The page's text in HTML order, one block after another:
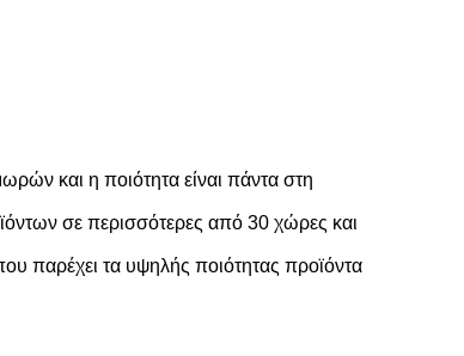
και η ποιότητα είναι πάντα στη
σε περισσότερες από 30 χώρες και
παρέχει τα υψηλής ποιότητας προϊόντα